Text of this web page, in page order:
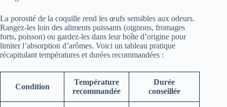
La porosité de la coquille rend les œufs sensibles aux odeurs.
Rangez‑les loin des aliments puissants (oignons, fromages
forts, poisson) ou gardez‑les dans leur boîte d’origine pour
limiter l’absorption d’arômes. Voici un tableau pratique
récapitulant températures et durées recommandées :
Condition
Température
recommandée
Durée
conseillée